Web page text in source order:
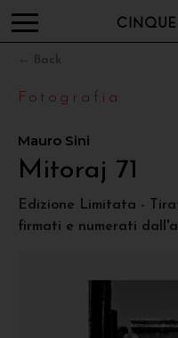
Fotografia
Mauro Sini
Mitoraj 71
Edizione Limitata -
firmati e numerati